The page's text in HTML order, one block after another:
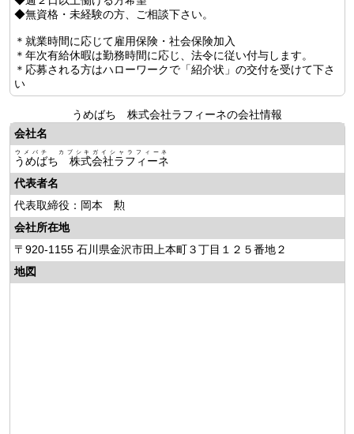
◆無資格・未経験の方、ご相談下さい。
＊就業時間に応じて雇用保険・社会保険加入
＊年次有給休暇は勤務時間に応じ、法令に従い付与します。
＊応募される方はハローワークで「紹介状」の交付を受けて下さ
い
うめばち 株式会社ラフィーネの会社情報
会社名
うめばち 株式会社ラフィーネ
ウメバチ カブシキガイシャラフィーネ
代表者名
代表取締役：岡本 勲
会社所在地
〒920-1155 石川県金沢市田上本町３丁目１２５番地２
地図